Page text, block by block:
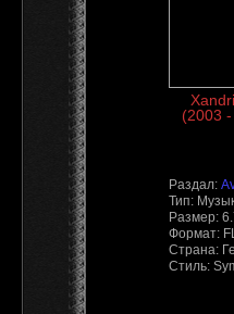
(2003
Раздал:
Тип:
Размер:
Формат:
Страна:
Стиль: